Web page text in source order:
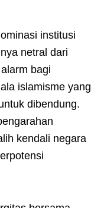
institusi
netral dari
bagi
islamisme yang
dibendung.
kendali negara